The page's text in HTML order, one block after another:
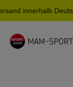
innerhalb